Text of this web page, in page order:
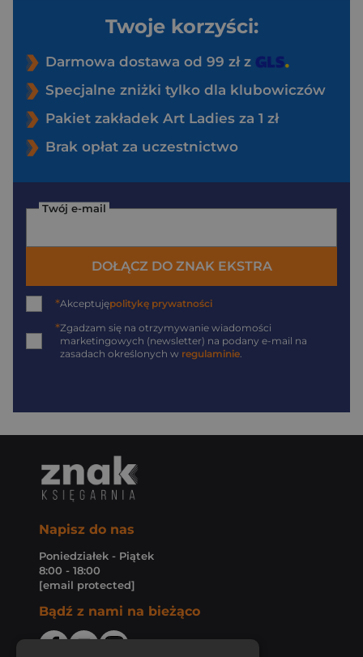
Twoje korzyści:
Darmowa dostawa od 99 zł z
Specjalne zniżki tylko dla klubowiczów
Pakiet zakładek Art Ladies za 1 zł
Brak opłat za uczestnictwo
Twój e-mail
DOŁĄCZ DO ZNAK EKSTRA
*Akceptujępolitykę prywatności
*Zgadzam się na otrzymywanie wiadomości
marketingowych (newsletter) na podany e-mail na
zasadach określonych w regulaminie.
Napisz do nas
Poniedziałek - Piątek
8:00 - 18:00
[email protected]
Bądź z nami na bieżąco